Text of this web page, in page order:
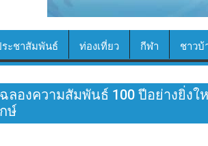
ะชาสัมพันธ์ ท่องเที่ยว กีฬา ชาวบ้
ลองความสัมพันธ์ 100 ปีอย่างยิ่ง
ษ์